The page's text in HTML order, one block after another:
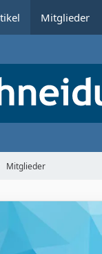
Mitglieder
Mitglieder